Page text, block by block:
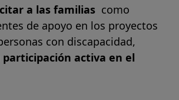
a las familias como
de apoyo en los proyectos
con discapacidad,
participación activa en el